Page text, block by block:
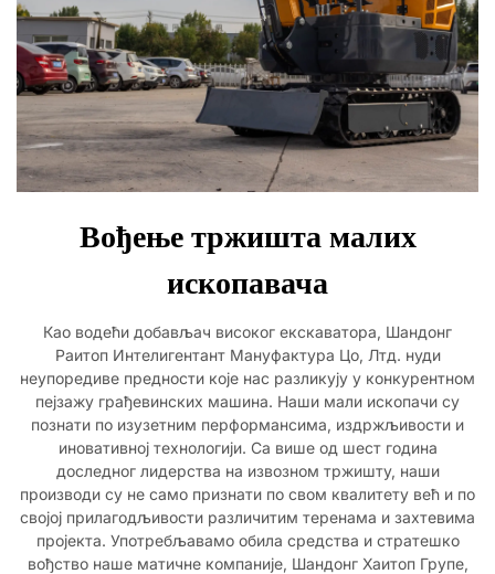
Вођење тржишта малих
ископавача
Као водећи добављач високог екскаватора, Шандонг
Раитоп Интелигентант Мануфактура Цо, Лтд. нуди
неупоредиве предности које нас разликују у конкурентном
пејзажу грађевинских машина. Наши мали ископачи су
познати по изузетним перформансима, издржљивости и
иновативној технологији. Са више од шест година
доследног лидерства на извозном тржишту, наши
производи су не само признати по свом квалитету већ и по
својој прилагодљивости различитим теренама и захтевима
пројекта. Употребљавамо обила средства и стратешко
вођство наше матичне компаније, Шандонг Хаитоп Групе,